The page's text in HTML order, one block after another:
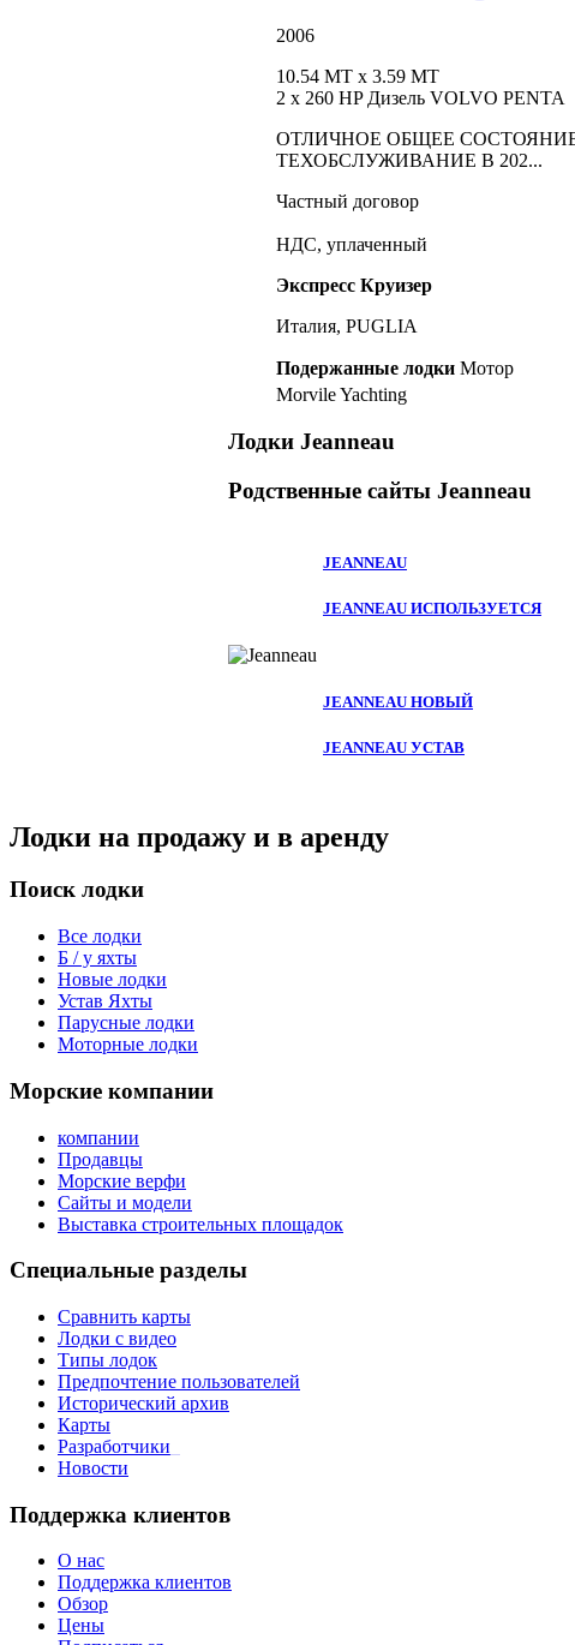
2006
10.54 MT x 3.59 MT
2 x 260 HP Дизель VOLVO PENTA
ОТЛИЧНОЕ ОБЩЕЕ
ТЕХОБСЛУЖИВАНИЕ В 202...
Частный договор
НДС, уплаченный
Экспресс Круизер
Италия, PUGLIA
Подержанные лодки Мотор
Morvile Yachting
Лодки Jeanneau
Родственные сайты Jeanneau
JEANNEAU
JEANNEAU ИСПОЛЬЗУЕТСЯ
JEANNEAU НОВЫЙ
JEANNEAU УСТАВ
Лодки на продажу и в аренду
Поиск лодки
Все лодки
Б / у яхты
Новые лодки
Устав Яхты
Парусные лодки
Моторные лодки
Морские компании
компании
Продавцы
Морские верфи
Сайты и модели
Выставка строительных площадок
Специальные разделы
Сравнить карты
Лодки с видео
Типы лодок
Предпочтение пользователей
Исторический архив
Карты
Разработчики
Новости
Поддержка клиентов
О нас
Поддержка клиентов
Обзор
Цены